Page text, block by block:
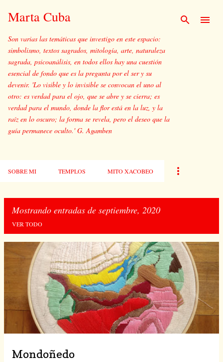
Marta Cuba
Son varias las temáticas que investigo en este espacio:
simbolismo, textos sagrados, mitología, arte, naturaleza
sagrada, psicoanálisis, en todos ellos hay una cuestión
esencial de fondo que es la pregunta por el ser y su
devenir. 'Lo visible y lo invisible se convocan el uno al
otro: es verdad para el ojo, que se abre y se cierra; es
verdad para el mundo, donde la flor está en la luz, y la
raíz en lo oscuro; la forma se revela, pero el deseo que la
guía permanece oculto.' G. Agamben
SOBRE MI TEMPLOS MITO XACOBEO
Mostrando entradas de septiembre, 2020
VER TODO
n
r
a
Mondoñedo